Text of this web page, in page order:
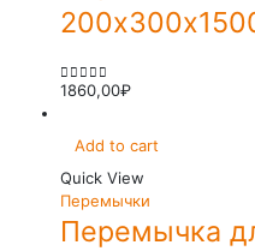
0out of 5
1860,00₽
Add to cart
Quick View
Перемычки
Перемычка